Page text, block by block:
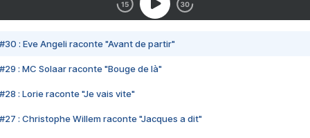
#30 : Eve Angeli raconte "Avant de partir"
#29 : MC Solaar raconte "Bouge de là"
#28 : Lorie raconte "Je vais vite"
#27 : Christophe Willem raconte "Jacques a dit"